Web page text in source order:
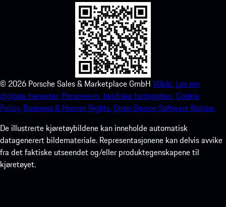
© 2026 Porsche Sales & Marketplace GmbH Vilkår. Lov om
digitale tjenester. Personvern.Juridiske betingelser.Cookie
Policy. Business & Human Rights.Open Source Software Notice.
De illustrerte kjøretøybildene kan inneholde automatisk
datagenerert bildemateriale. Representasjonene kan delvis avvike
fra det faktiske utseendet og/eller produktegenskapene til
kjøretøyet.